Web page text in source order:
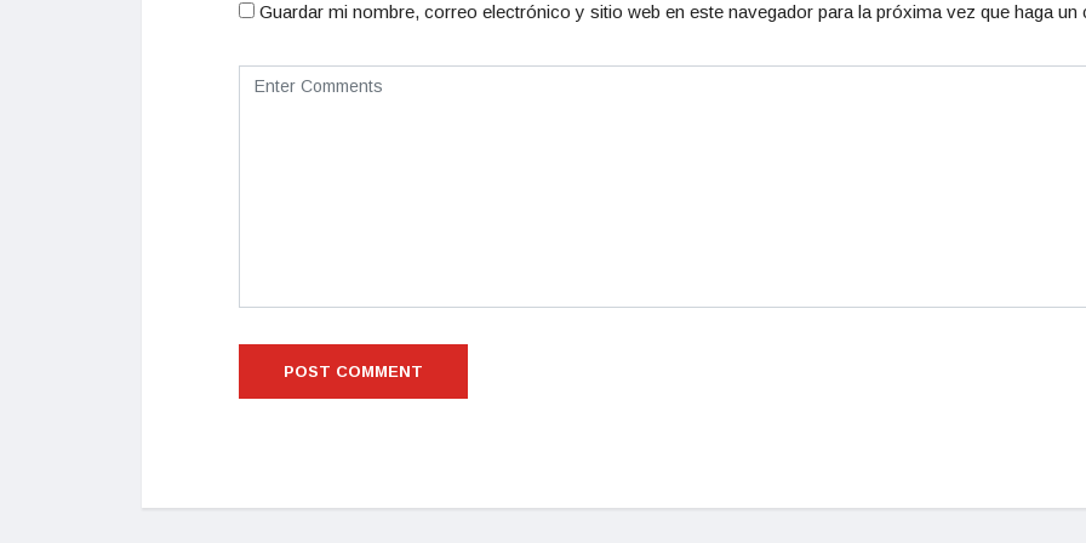
Guardar mi nombre, correo electrónico y sitio web en este navegador para la próxima vez que haga un